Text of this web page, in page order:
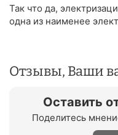
Так что да,
одна из наименее
Отзывы, Ваши
Оставить
Поделитесь